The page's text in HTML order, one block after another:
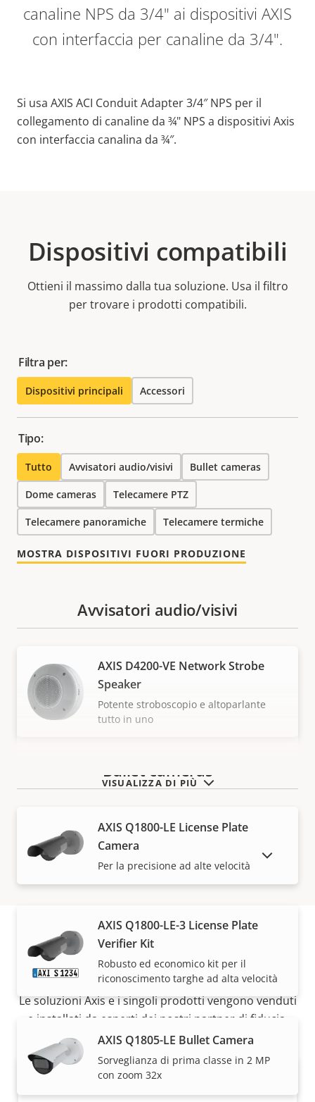
canaline NPS da 3/4" ai dispositivi AXIS
con interfaccia per canaline da 3/4".
Si usa AXIS ACI Conduit Adapter 3/4″ NPS per il
collegamento di canaline da ¾" NPS a dispositivi Axis
con interfaccia canalina da ¾″.
Dispositivi compatibili
Ottieni il massimo dalla tua soluzione. Usa il filtro
per trovare i prodotti compatibili.
Filtra per:
Dispositivi principali Accessori
Tipo:
Tutto Avvisatori audio/visivi Bullet cameras
Dome cameras Telecamere PTZ
Telecamere panoramiche Telecamere termiche
MOSTRA DISPOSITIVI FUORI PRODUZIONE
VISUALIZZA DI PIÙ
Avvisatori audio/visivi
AXIS D4200-VE Network Strobe
Speaker
Potente stroboscopio e altoparlante
tutto in uno
Bullet cameras
AXIS Q1800-LE License Plate
Camera
Per la precisione ad alte velocità
AXIS Q1800-LE-3 License Plate
Verifier Kit
Robusto ed economico kit per il
riconoscimento targhe ad alta velocità
AXIS Q1805-LE Bullet Camera
Sorveglianza di prima classe in 2 MP
con zoom 32x
MOSTRA DISPOSITIVI FUORI PRODUZIONE
Come acquistare
Le soluzioni Axis e i singoli prodotti vengono venduti
e installati da esperti dei nostri partner di fiducia.